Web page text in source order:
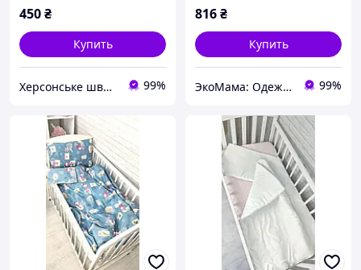
450₴
Купить
Херсонське швейне об'єднання 99%
816₴
Купить
ЭкоМама: Одежда для беременных, белье для кормящих, сумка в роддом, одежда для новорожденных 99%